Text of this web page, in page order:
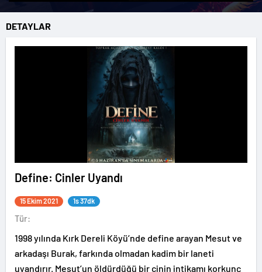
DETAYLAR
Define: Cinler Uyandı
15 Ekim 2021 1s 37dk
Tür:
1998 yılında Kırk Dereli Köyü’nde define arayan Mesut ve
arkadaşı Burak, farkında olmadan kadim bir laneti
uyandırır. Mesut’un öldürdüğü bir cinin intikamı korkunç